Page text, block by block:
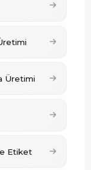
Üretimi
Etiket